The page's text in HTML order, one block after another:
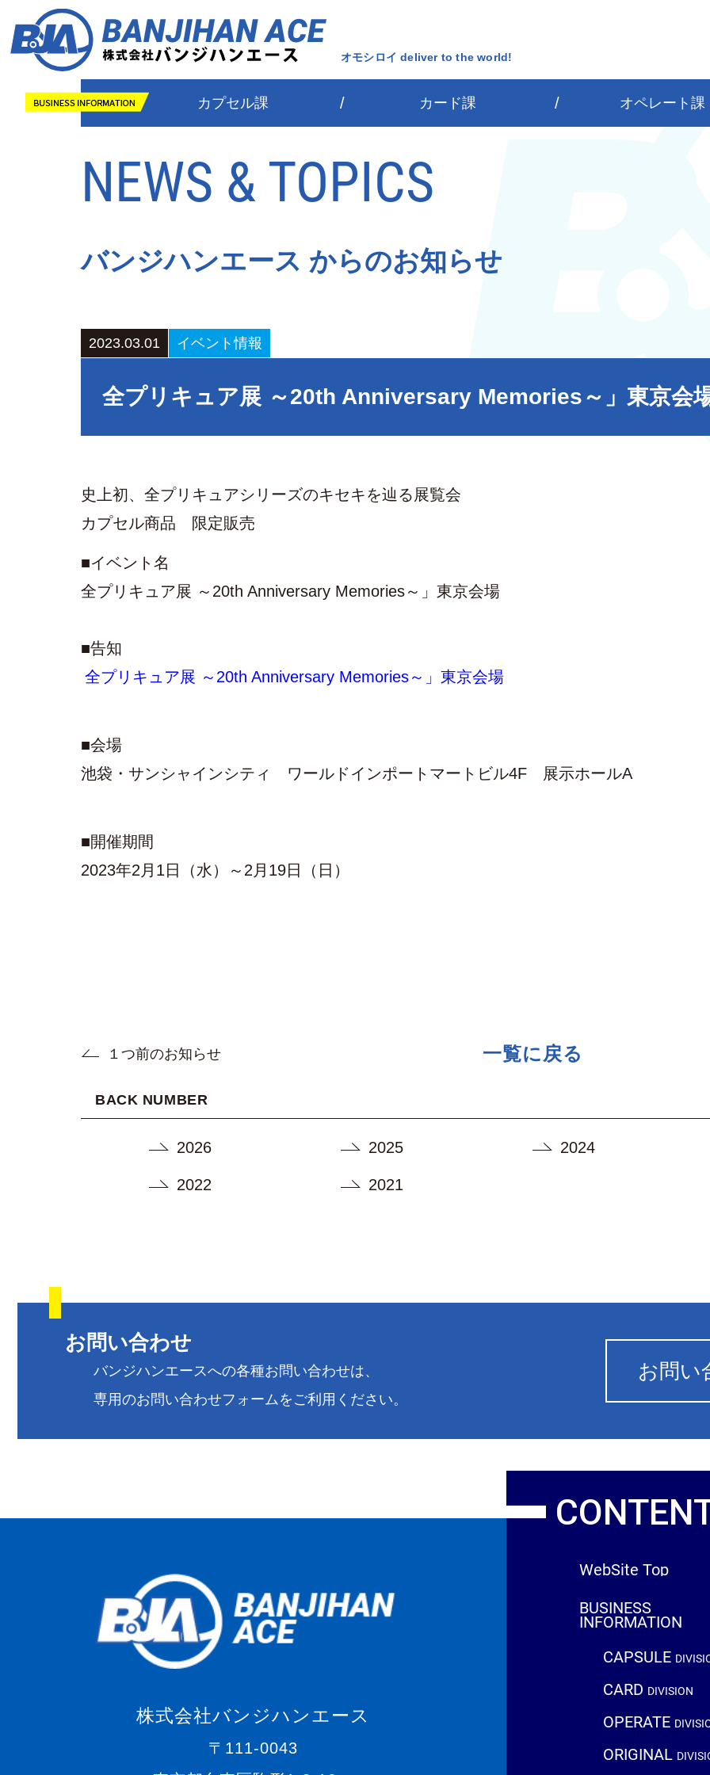
カプセル課 カード課 オペレート課
NEWS & TOPICS
バンジハンエース からのお知らせ
2023.03.01 イベント情報
全プリキュア展 ～20th Anniversary Memories～」東京会
史上初、全プリキュアシリーズのキセキを辿る展覧会
カプセル商品 限定販売
■イベント名
全プリキュア展 ～20th Anniversary Memories～」東京会場
■告知
全プリキュア展 ～20th Anniversary Memories～」東京会場
■会場
池袋・サンシャインシティ ワールドインポートマートビル4F 展示ホールA
■開催期間
2023年2月1日（水）～2月19日（日）
１つ前のお知らせ 一覧に戻る
BACK NUMBER
2026 2025 2024
2022 2021
お問い合わせ
バンジハンエースへの各種お問い合わせは、
専用のお問い合わせフォームをご利用ください。
お問い
株式会社バンジハンエース
〒111-0043
WebSite Top
BUSINESS
INFORMATION
CAPSULE
CARD DIVISION
OPERATE
ORIGINAL